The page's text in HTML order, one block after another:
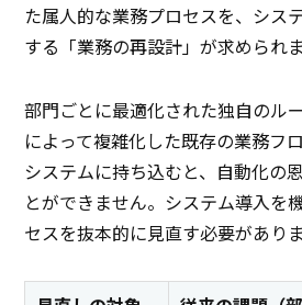
た属人的な業務プロセスを、シス
する「業務の再設計」が求められま
部門ごとに最適化された独自のル
によって複雑化した既存の業務フ
システムに持ち込むと、自動化の
とができません。システム導入を
セスを抜本的に見直す必要がありま